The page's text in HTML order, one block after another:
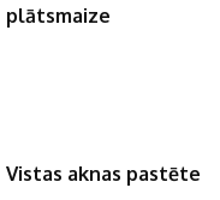
plātsmaize
Vistas aknas pastēte